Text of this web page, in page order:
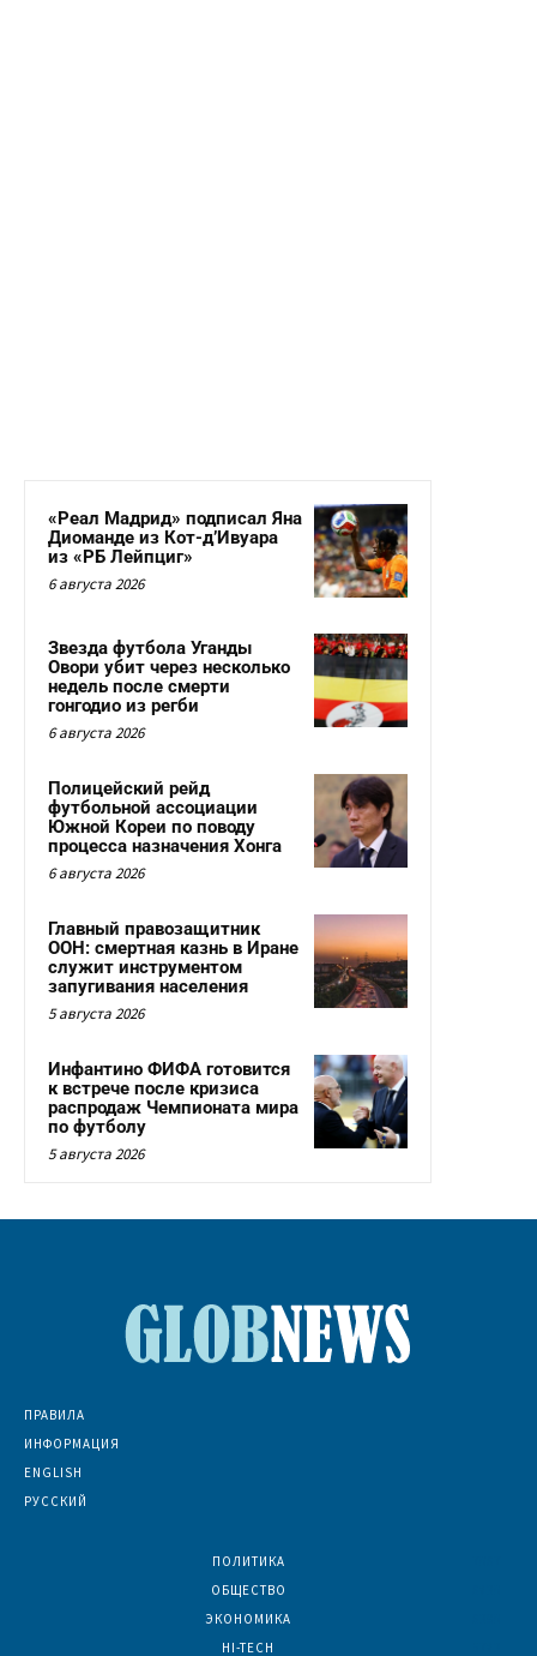
«Реал Мадрид» подписал Яна
Диоманде из Кот-д’Ивуара
из «РБ Лейпциг»
6 августа 2026
Звезда футбола Уганды
Овори убит через несколько
недель после смерти
гонгодио из регби
6 августа 2026
Полицейский рейд
футбольной ассоциации
Южной Кореи по поводу
процесса назначения Хонга
6 августа 2026
Главный правозащитник
ООН: смертная казнь в Иране
служит инструментом
запугивания населения
5 августа 2026
Инфантино ФИФА готовится
к встрече после кризиса
распродаж Чемпионата мира
по футболу
5 августа 2026
ПРАВИЛА
ИНФОРМАЦИЯ
ENGLISH
РУССКИЙ
ПОЛИТИКА
ОБЩЕСТВО
ЭКОНОМИКА
HI-TECH